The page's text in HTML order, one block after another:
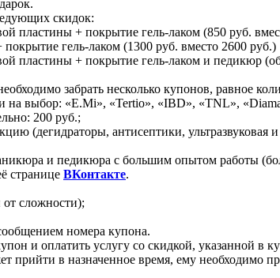
скидок:
пластины + покрытие гель-лаком (850 руб.
гель-лаком (1300 руб. вместо 2600 руб.)
+ покрытие гель-лаком и педикюр
забрать несколько купонов, равное
на выбор: «E.Mi», «Tertio», «IBD», «TNL»,
200 руб.;
(дегидраторы, антисептики,
и педикюра с большим опытом работы
странице ВКонтакте.
сложности);
номера купона.
и оплатить услугу со скидкой, указанной в
прийти в назначенное время, ему необходимо